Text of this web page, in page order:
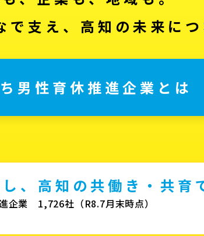
で支え、高知の未来につ
男性育休推進企業とは
、高知の共働き・共育
企業 1,726社（R8.7月末時点）